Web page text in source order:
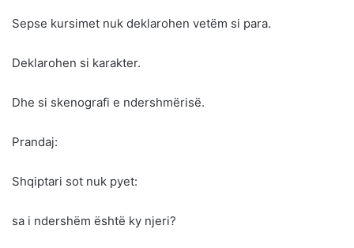
Sepse kursimet nuk deklarohen vetëm si para.
Deklarohen si karakter.
Dhe si skenografi e ndershmërisë.
Prandaj:
Shqiptari sot nuk pyet:
sa i ndershëm është ky njeri?